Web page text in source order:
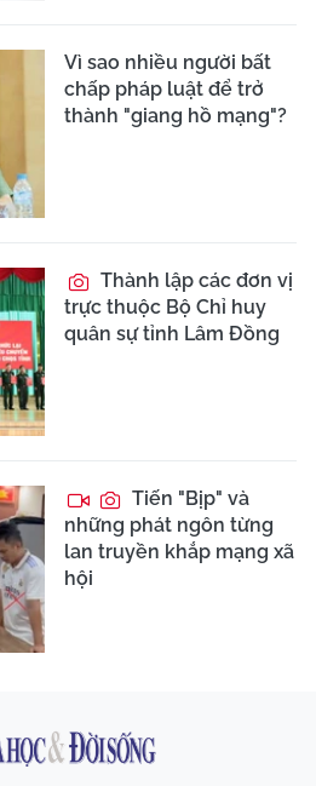
Vì sao nhiều người bất
chấp pháp luật để trở
thành "giang hồ mạng"?
Thành lập các đơn vị
trực thuộc Bộ Chỉ huy
quân sự tỉnh Lâm Đồng
Tiến "Bịp" và
những phát ngôn từng
lan truyền khắp mạng xã
hội